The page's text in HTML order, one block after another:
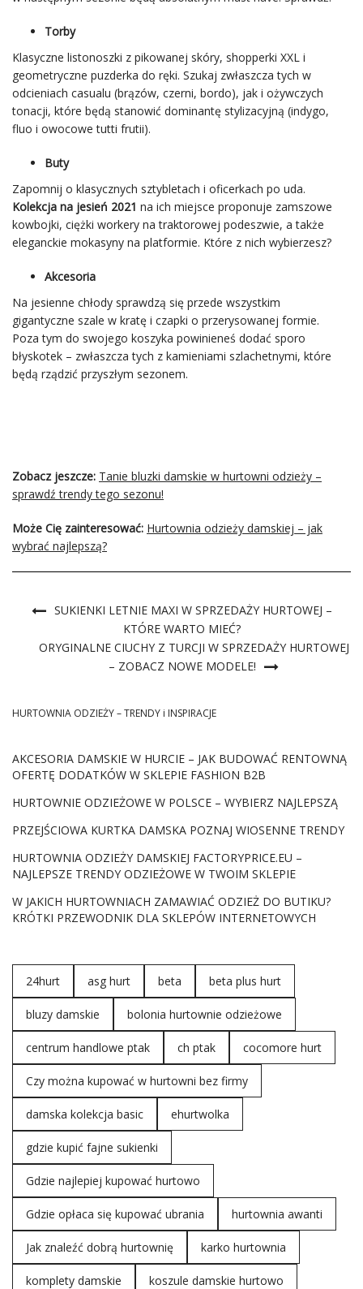
Torby
Klasyczne listonoszki z pikowanej skóry, shopperki XXL i
geometryczne puzderka do ręki. Szukaj zwłaszcza tych w
odcieniach casualu (brązów, czerni, bordo), jak i ożywczych
tonacji, które będą stanowić dominantę stylizacyjną (indygo,
fluo i owocowe tutti frutii).
Buty
Zapomnij o klasycznych sztybletach i oficerkach po uda.
Kolekcja na jesień 2021 na ich miejsce proponuje zamszowe
kowbojki, ciężki workery na traktorowej podeszwie, a także
eleganckie mokasyny na platformie. Które z nich wybierzesz?
Akcesoria
Na jesienne chłody sprawdzą się przede wszystkim
gigantyczne szale w kratę i czapki o przerysowanej formie.
Poza tym do swojego koszyka powinieneś dodać sporo
błyskotek – zwłaszcza tych z kamieniami szlachetnymi, które
będą rządzić przyszłym sezonem.
Zobacz jeszcze: Tanie bluzki damskie w hurtowni odzieży –
sprawdź trendy tego sezonu!
Może Cię zainteresować: Hurtownia odzieży damskiej – jak
wybrać najlepszą?
SUKIENKI LETNIE MAXI W SPRZEDAŻY HURTOWEJ –
KTÓRE WARTO MIEĆ?
ORYGINALNE CIUCHY Z TURCJI W SPRZEDAŻY HURTOWEJ
– ZOBACZ NOWE MODELE!
HURTOWNIA ODZIEŻY – TRENDY i INSPIRACJE
AKCESORIA DAMSKIE W HURCIE – JAK BUDOWAĆ RENTOWNĄ
OFERTĘ DODATKÓW W SKLEPIE FASHION B2B
HURTOWNIE ODZIEŻOWE W POLSCE – WYBIERZ NAJLEPSZĄ
PRZEJŚCIOWA KURTKA DAMSKA POZNAJ WIOSENNE TRENDY
HURTOWNIA ODZIEŻY DAMSKIEJ FACTORYPRICE.EU –
NAJLEPSZE TRENDY ODZIEŻOWE W TWOIM SKLEPIE
W JAKICH HURTOWNIACH ZAMAWIAĆ ODZIEŻ DO BUTIKU?
KRÓTKI PRZEWODNIK DLA SKLEPÓW INTERNETOWYCH
24hurt asg hurt beta beta plus hurt
bluzy damskie bolonia hurtownie odzieżowe
centrum handlowe ptak ch ptak cocomore hurt
Czy można kupować w hurtowni bez firmy
damska kolekcja basic ehurtwolka
gdzie kupić fajne sukienki
Gdzie najlepiej kupować hurtowo
Gdzie opłaca się kupować ubrania hurtownia awanti
Jak znaleźć dobrą hurtownię karko hurtownia
komplety damskie koszule damskie hurtowo